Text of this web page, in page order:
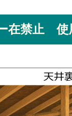
在禁止 使